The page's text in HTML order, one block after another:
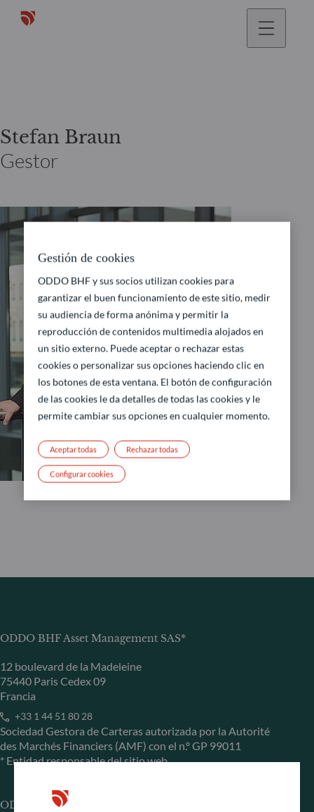
Stefan Braun
Gestor
ODDO BHF Asset Management SAS*
12 boulevard de la Madeleine
75440 Paris Cedex 09
Francia
+33 1 44 51 80 28
Sociedad Gestora de Carteras autorizada por la Autorité
des Marchés Financiers (AMF) con el n.º GP 99011
* Entidad responsable del sitio web
ODDO BHF Asset Management GmbH
Gestión de cookies
ODDO BHF y sus socios utilizan cookies para
garantizar el buen funcionamiento de este sitio, medir
su audiencia de forma anónima y permitir la
reproducción de contenidos multimedia alojados en
un sitio externo. Puede aceptar o rechazar estas
cookies o personalizar sus opciones haciendo clic en
los botones de esta ventana. El botón de configuración
de las cookies le da detalles de todas las cookies y le
permite cambiar sus opciones en cualquier momento.
Rechazar todas
Aceptar todas
Configurar cookies